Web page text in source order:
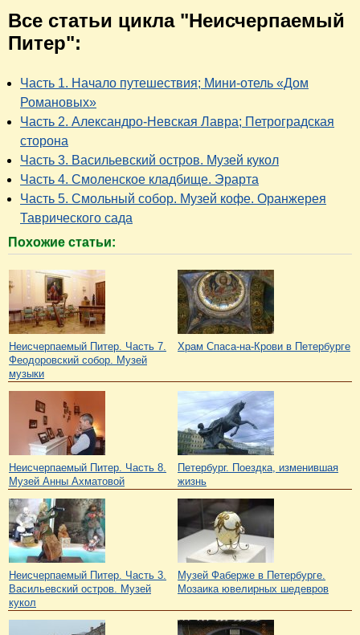
Все статьи цикла "Неисчерпаемый
Питер":
Часть 1. Начало путешествия; Мини-отель «Дом
Романовых»
Часть 2. Александро-Невская Лавра; Петроградская
сторона
Часть 3. Васильевский остров. Музей кукол
Часть 4. Смоленское кладбище. Эрарта
Часть 5. Смольный собор. Музей кофе. Оранжерея
Таврического сада
Похожие статьи:
Неисчерпаемый Питер. Часть 7.
Феодоровский собор. Музей
музыки
Храм Спаса-на-Крови в Петербурге
Неисчерпаемый Питер. Часть 8.
Музей Анны Ахматовой
Петербург. Поездка, изменившая
жизнь
Неисчерпаемый Питер. Часть 3.
Васильевский остров. Музей
кукол
Музей Фаберже в Петербурге.
Мозаика ювелирных шедевров